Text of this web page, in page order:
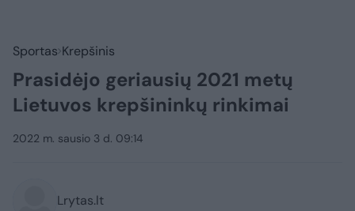
Sportas Krepšinis
Prasidėjo geriausių 2021 metų
Lietuvos krepšininkų rinkimai
2022 m. sausio 3 d. 09:14
Lrytas.lt